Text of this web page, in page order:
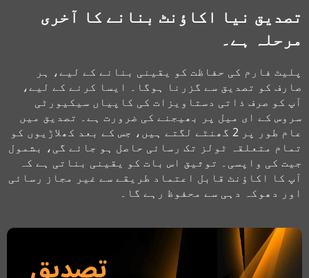
تصدیق نیا اکاؤنٹ بنانے کا آخری
مرحلہ ہے۔
پلیٹ فارم کی حفاظت کو یقینی بنانے کے لیے، ہر
صارف کو تصدیق سے گزرنا ہوگا۔ ایسا کرنے کے لیے،
آپ کو صرف ذاتی دستاویزات کی کاپیاں سیکیورٹی
سروس کے ای میل پر بھیجنے کی ضرورت ہے۔ تصدیق میں
عام طور پر 2 گھنٹے لگتے ہیں، جس کے بعد کھلاڑیوں کو
تمام متعلقہ ٹولز تک رسائی حاصل ہو جائے گی، بشمول
جیت کی واپسی۔ توثیق اس بات کو یقینی بناتی ہے کہ
آپ کا اکاؤنٹ قابل اعتماد طریقے سے غیر مجاز رسائی
اور دھوکہ دہی سے محفوظ رہے گا۔